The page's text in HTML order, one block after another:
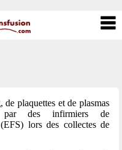
de plaquettes et de plasmas
par des infirmiers de
lors des collectes de